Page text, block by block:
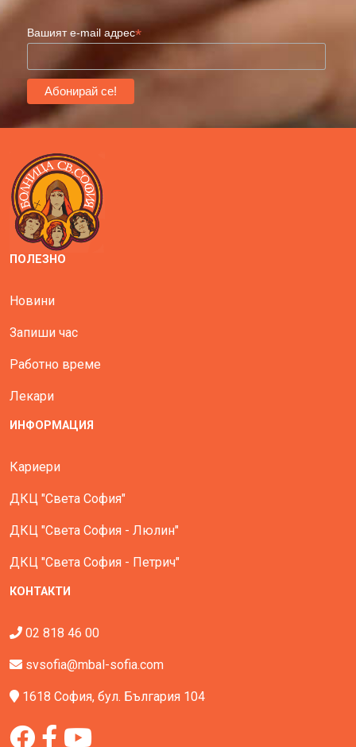
Вашият e-mail адрес*
ПОЛЕЗНО
Новини
Запиши час
Работно време
Лекари
ИНФОРМАЦИЯ
Кариери
ДКЦ "Света София"
ДКЦ "Света София - Люлин"
ДКЦ "Света София - Петрич"
КОНТАКТИ
02 818 46 00
svsofia@mbal-sofia.com
1618 София, бул. България 104